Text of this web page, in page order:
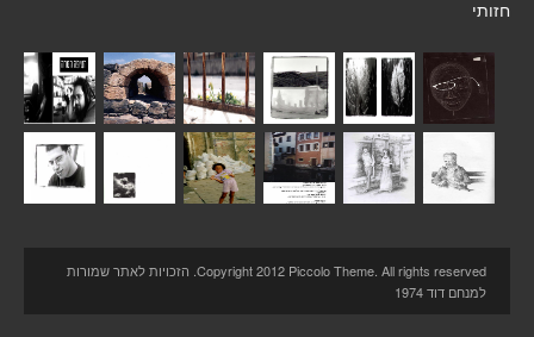
חזותי
Copyright 2012 Piccolo Theme. All rights reserved. הזכויות לאתר שמורות
למנחם דוד 1974